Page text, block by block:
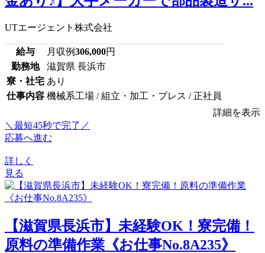
UTエージェント株式会社
給与 月収例306,000円
勤務地
滋賀県 長浜市
寮・社宅 あり
仕事内容 機械系工場 / 組立・加工・プレス / 正社員
詳細を表示
＼最短45秒で完了／
応募へ進む
詳しく
見る
【滋賀県長浜市】未経験OK！寮完備！
原料の準備作業《お仕事No.8A235》